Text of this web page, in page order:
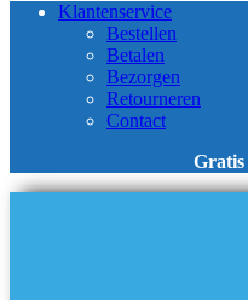
Klantenservice
Bestellen
Betalen
Bezorgen
Retourneren
Contact
Gratis